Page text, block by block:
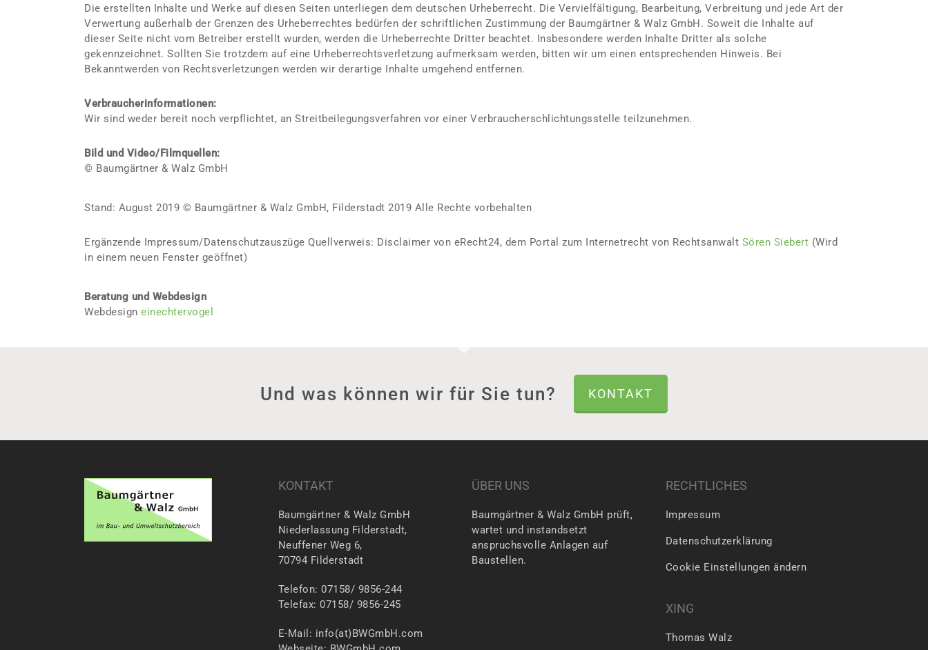
Die erstellten Inhalte und Werke auf diesen Seiten unterliegen dem deutschen Urheberrecht. Die Vervielfältigung, Bearbeitung, Verbreitung und jede Art der
Verwertung außerhalb der Grenzen des Urheberrechtes bedürfen der schriftlichen Zustimmung der Baumgärtner & Walz GmbH. Soweit die Inhalte auf
dieser Seite nicht vom Betreiber erstellt wurden, werden die Urheberrechte Dritter beachtet. Insbesondere werden Inhalte Dritter als solche
gekennzeichnet. Sollten Sie trotzdem auf eine Urheberrechtsverletzung aufmerksam werden, bitten wir um einen entsprechenden Hinweis. Bei
Bekanntwerden von Rechtsverletzungen werden wir derartige Inhalte umgehend entfernen.
Verbraucherinformationen:
Wir sind weder bereit noch verpflichtet, an Streitbeilegungsverfahren vor einer Verbraucherschlichtungsstelle teilzunehmen.
Bild und Video/Filmquellen:
© Baumgärtner & Walz GmbH
Stand: August 2019 © Baumgärtner & Walz GmbH, Filderstadt 2019 Alle Rechte vorbehalten
Ergänzende Impressum/Datenschutzauszüge Quellverweis: Disclaimer von eRecht24, dem Portal zum Internetrecht von Rechtsanwalt Sören Siebert (Wird
in einem neuen Fenster geöffnet)
Beratung und Webdesign
Webdesigneinechtervogel
Und was können wir für Sie tun? KONTAKT
KONTAKT
Baumgärtner & Walz GmbH
Niederlassung Filderstadt,
Neuffener Weg 6,
70794 Filderstadt
Telefon: 07158/ 9856-244
Telefax: 07158/ 9856-245
E-Mail: info(at)BWGmbH.com
ÜBER UNS
Baumgärtner & Walz GmbH prüft,
wartet und instandsetzt
anspruchsvolle Anlagen auf
Baustellen.
RECHTLICHES
Impressum
Datenschutzerklärung
Cookie Einstellungen ändern
XING
Thomas Walz